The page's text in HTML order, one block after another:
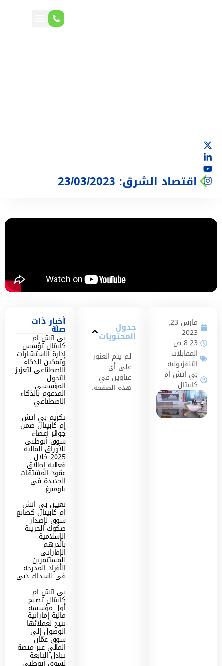
اقتصاد الشرق: 23/03/2023
مارس 23,
2023
8:23 ص
المقابلات
التلفزيونية
بي اتش ام
كابيتال
جدول
المحتويات
لم يتم العثور
على أي
عناوين في
هذه الصفحة.
أخبار ذات
صلة
بي اتش ام
كابيتال تؤسس
إدارة الاستشارات
وتمكين الذكاء
الاصطناعي لتعزيز
التحول
المؤسسي
المدعوم بالذكاء
الاصطناعي
تكريم بي اتش
إم كابيتال ضمن
جوائز أعضاء
سوق أبوظبي
للأوراق المالية
2025 خلال
فعالية إطلاق
عقود المشتقات
الجديدة في
بلومبرغ
تعيين بي اتش
ام كابيتال كصانع
سوق لإصدار
صكوك الخزينة
الإسلامية
بالدرهم
الإماراتي
للمستثمرين
الأفراد المدرجة
في ناسداك دبي
بي اتش ام
كابيتال تصبح
أول مؤسسة
مالية إماراتية
تتيح لعملائها
الوصول إلى
سوق عمّان
المالي عبر منصة
تبادل التابعة
لسوق أبوظبي